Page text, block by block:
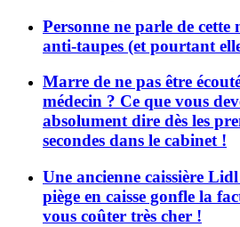
Personne ne parle de cette
anti-taupes (et pourtant
Marre de ne pas être
médecin ? Ce que vous
absolument dire dès les
secondes dans le cabinet !
Une ancienne caissière
piège en caisse gonfle la
vous coûter très cher !